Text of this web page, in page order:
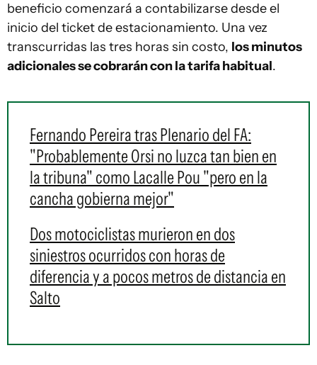
beneficio comenzará a contabilizarse desde el
inicio del ticket de estacionamiento. Una vez
transcurridas las tres horas sin costo, los minutos
adicionales se cobrarán con la tarifa habitual.
Fernando Pereira tras Plenario del FA:
"Probablemente Orsi no luzca tan bien en
la tribuna" como Lacalle Pou "pero en la
cancha gobierna mejor"
Dos motociclistas murieron en dos
siniestros ocurridos con horas de
diferencia y a pocos metros de distancia en
Salto